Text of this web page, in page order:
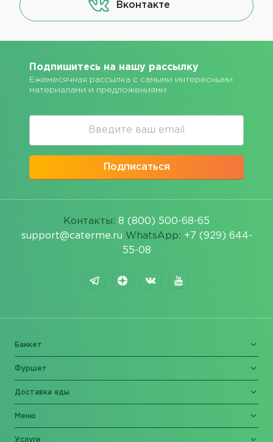
Вконтакте
Подпишитесь на нашу рассылку
Ежемесячная рассылка с самыми интересными
материалами и предложениями
Подписаться
Контакты: 8 (800) 500-68-65
support@caterme.ru WhatsApp: +7 (929) 644-
55-08
Банкет
Фуршет
Доставка еды
Меню
Услуги